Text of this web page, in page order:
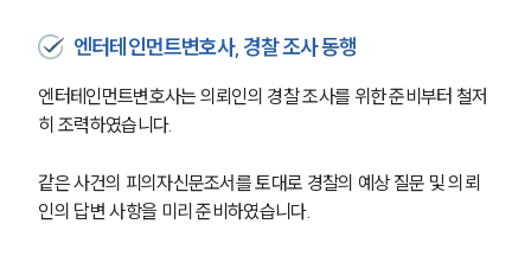
엔터테인먼트변호사, 경찰 조사 동행
엔터테인먼트변호사는 의뢰인의 경찰 조사를 위한 준비부터 철저
히 조력하였습니다.
같은 사건의 피의자신문조서를 토대로 경찰의 예상 질문 및 의뢰
인의 답변 사항을 미리 준비하였습니다.